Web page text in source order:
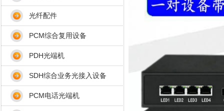
光纤配件
PCM综合复用设备
PDH光端机
SDH综合业务光接入设备
PCM电话光端机